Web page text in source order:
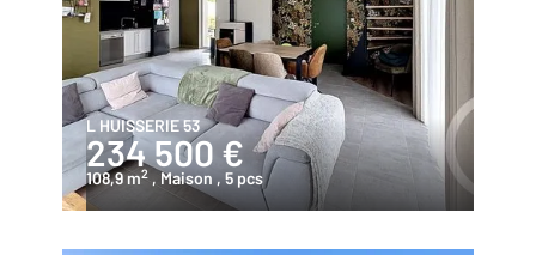
L HUISSERIE 53
234 500 €
108,9 m2 , Maison , 5 pcs